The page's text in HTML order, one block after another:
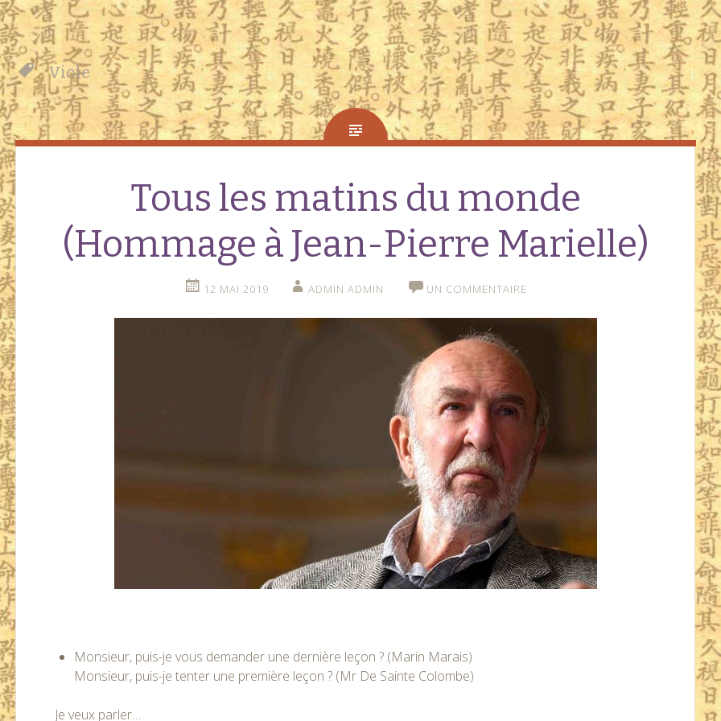
Viole
Tous les matins du monde
(Hommage à Jean-Pierre Marielle)
12 MAI 2019 ADMIN ADMIN UN COMMENTAIRE
Monsieur, puis-je vous demander une dernière leçon ? (Marin Marais)
Monsieur, puis-je tenter une première leçon ? (Mr De Sainte Colombe)
Je veux parler…